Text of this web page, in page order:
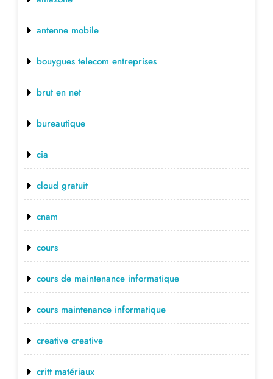
antenne mobile
bouygues telecom entreprises
brut en net
bureautique
cia
cloud gratuit
cnam
cours
cours de maintenance informatique
cours maintenance informatique
creative creative
critt matériaux